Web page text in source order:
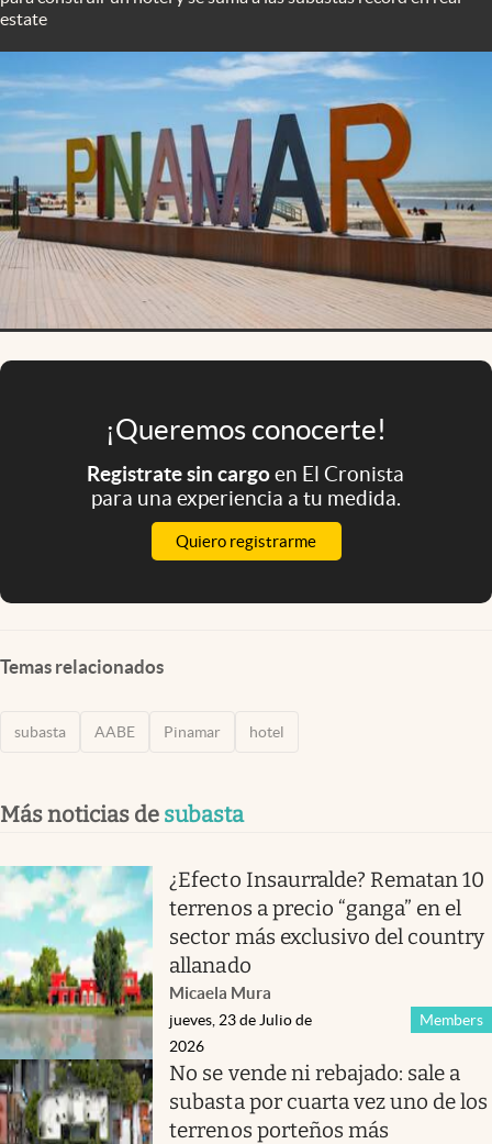
Clase
Clima
Mundial 2026
Eventos Corporativos
El Cronista Studio
Mediakit
abre en nueva pestaña
Argentina
estate
¡Queremos conocerte!
Registrate sin cargoen El Cronista
para una experiencia a tu medida.
Quiero registrarme
Temas relacionados
subasta AABE Pinamar hotel
Más noticias de subasta
¿Efecto Insaurralde? Rematan 10
terrenos a precio “ganga” en el
sector más exclusivo del country
allanado
Micaela Mura
Members
jueves, 23 de Julio de
2026
No se vende ni rebajado: sale a
subasta por cuarta vez uno de los
terrenos porteños más